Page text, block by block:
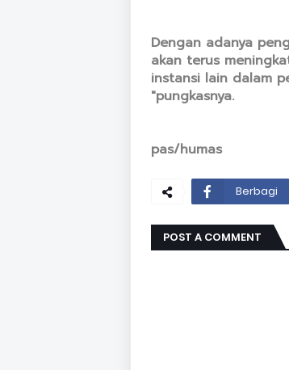
Dengan adanya
akan terus
instansi lain dalam
"pungkasnya.
pas/humas
Berbagi
POST A COMMENT